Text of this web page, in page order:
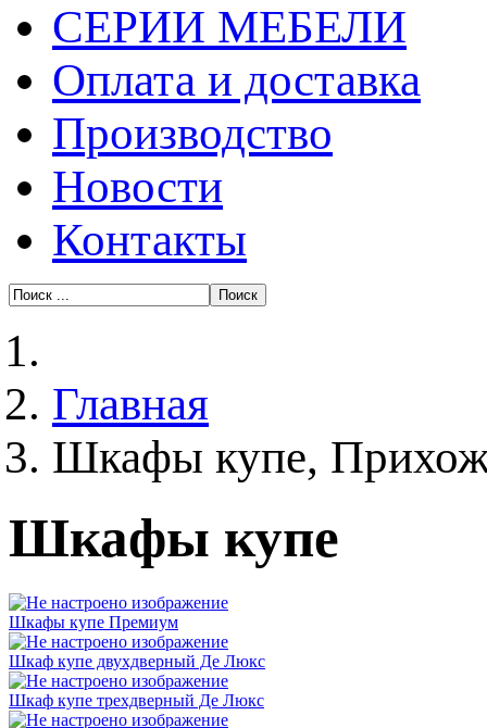
СЕРИИ МЕБЕЛИ
Оплата и доставка
Производство
Новости
Контакты
Главная
Шкафы купе,
Шкафы купе
Шкафы купе Премиум
Шкаф купе двухдверный Де Люкс
Шкаф купе трехдверный Де Люкс